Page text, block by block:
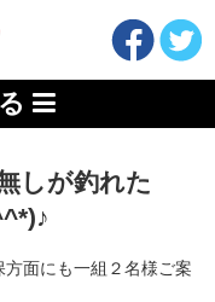
しが釣れた
面にも一組２名様ご案